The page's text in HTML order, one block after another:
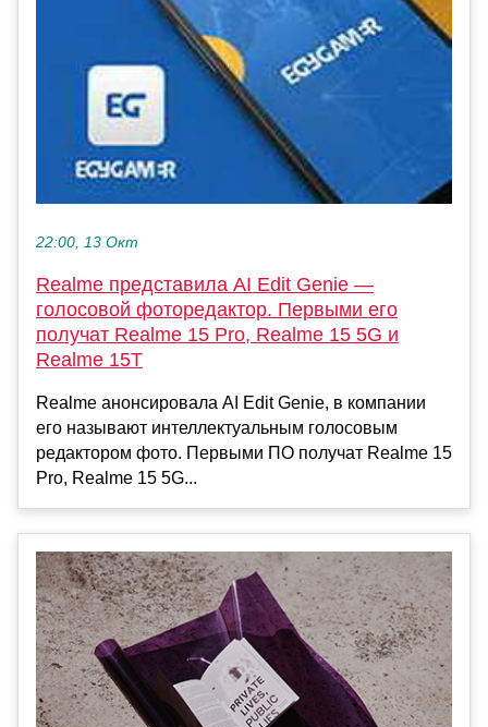
22:00, 13 Окт
Realme представила AI Edit Genie —
голосовой фоторедактор. Первыми его
получат Realme 15 Pro, Realme 15 5G и
Realme 15T
Realme анонсировала AI Edit Genie, в компании
его называют интеллектуальным голосовым
редактором фото. Первыми ПО получат Realme 15
Pro, Realme 15 5G...